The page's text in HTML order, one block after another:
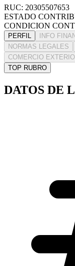
RUC: 20305507653
ESTADO
CONDICION
PERFIL INFO
NORMAS LEGALES
COMERCIO
TOP RUBRO
DATOS DE